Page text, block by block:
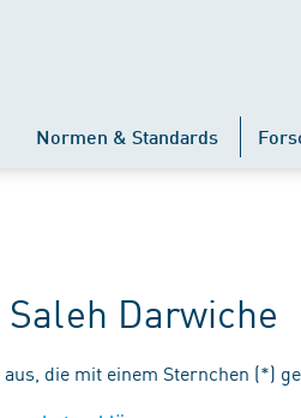
Normen & Standards
Darwiche
die mit einem Sternchen (*)